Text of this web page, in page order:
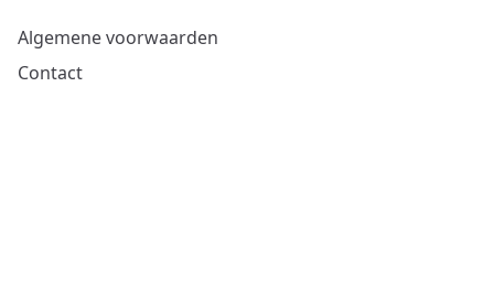
Algemene voorwaarden
Contact